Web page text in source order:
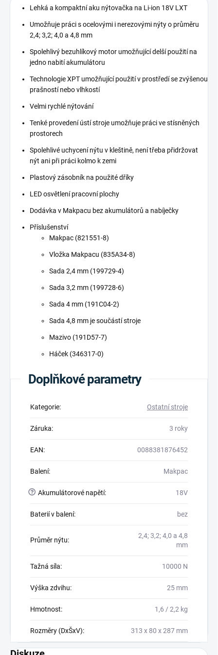
Lehká a kompaktní aku nýtovačka na Li-ion 18V LXT
Umožňuje práci s ocelovými i nerezovými nýty o průměru
2,4; 3,2; 4,0 a 4,8 mm
Spolehlivý bezuhlíkový motor umožňující delší použití na
jedno nabití akumulátoru
Technologie XPT umožňující použití v prostředí se zvýšenou
prašností nebo vlhkostí
Velmi rychlé nýtování
Tenké provedení ústí stroje umožňuje práci ve stísněných
prostorech
Spolehlivé uchycení nýtu v kleštině, není třeba přidržovat
nýt ani při práci kolmo k zemi
Plastový zásobník na použité dříky
LED osvětlení pracovní plochy
Dodávka v Makpacu bez akumulátorů a nabíječky
Příslušenství
Makpac (821551-8)
Vložka Makpacu (835A34-8)
Sada 2,4 mm (199729-4)
Sada 3,2 mm (199728-6)
Sada 4 mm (191C04-2)
Sada 4,8 mm je součástí stroje
Mazivo (191D57-7)
Háček (346317-0)
Doplňkové parametry
Kategorie: Ostatní stroje
Záruka: 3 roky
EAN: 0088381876452
Balení: Makpac
? Akumulátorové napětí: 18V
Baterií v balení: bez
Průměr nýtu:
2,4; 3,2; 4,0 a 4,8
mm
Tažná síla: 10000 N
Výška zdvihu: 25 mm
Hmotnost: 1,6 / 2,2 kg
Rozměry (DxŠxV): 313 x 80 x 287 mm